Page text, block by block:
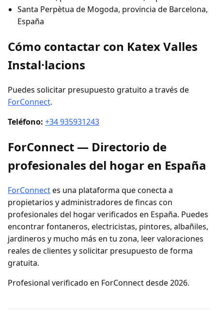
Santa Perpètua de Mogoda, provincia de Barcelona,
España
Cómo contactar con Katex Valles
Instal·lacions
Puedes solicitar presupuesto gratuito a través de
ForConnect.
Teléfono: +34 935931243
ForConnect — Directorio de
profesionales del hogar en España
ForConnectes una plataforma que conecta a
propietarios y administradores de fincas con
profesionales del hogar verificados en España. Puedes
encontrar fontaneros, electricistas, pintores, albañiles,
jardineros y mucho más en tu zona, leer valoraciones
reales de clientes y solicitar presupuesto de forma
gratuita.
Profesional verificado en ForConnect desde 2026.